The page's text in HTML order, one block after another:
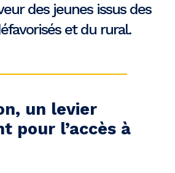
des jeunes issus des
et du rural.
un levier
pour l’accès à